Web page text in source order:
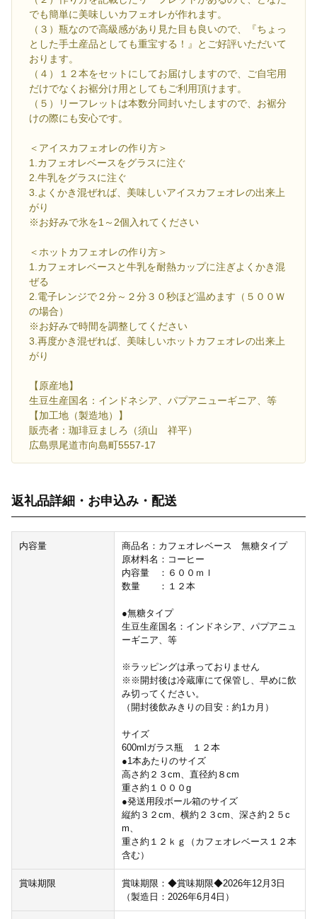
でも簡単に美味しいカフェオレが作れます。
（３）瓶なので高級感があり見た目も良いので、『ちょっ
とした手土産品としても重宝する！』とご好評いただいて
おります。
（４）１２本をセットにしてお届けしますので、ご自宅用
だけでなくお裾分け用としてもご利用頂けます。
（５）リーフレットは本数分同封いたしますので、お裾分
けの際にも安心です。
＜アイスカフェオレの作り方＞
1.カフェオレベースをグラスに注ぐ
2.牛乳をグラスに注ぐ
3.よくかき混ぜれば、美味しいアイスカフェオレの出来上
がり
※お好みで氷を1～2個入れてください
＜ホットカフェオレの作り方＞
1.カフェオレベースと牛乳を耐熱カップに注ぎよくかき混
ぜる
2.電子レンジで２分～２分３０秒ほど温めます（５００Ｗ
の場合）
※お好みで時間を調整してください
3.再度かき混ぜれば、美味しいホットカフェオレの出来上
がり
【原産地】
生豆生産国名：インドネシア、パプアニューギニア、等
【加工地（製造地）】
販売者：珈琲豆ましろ（須山 祥平）
広島県尾道市向島町5557-17
返礼品詳細・お申込み・配送
内容量
商品名：カフェオレベース 無糖タイプ
原材料名：コーヒー
内容量 ：６００ｍｌ
数量 ：１２本
●無糖タイプ
生豆生産国名：インドネシア、パプアニュ
ーギニア、等
※ラッピングは承っておりません
※※開封後は冷蔵庫にて保管し、早めに飲
み切ってください。
（開封後飲みきりの目安：約1カ月）
サイズ
600mlガラス瓶 １２本
●1本あたりのサイズ
高さ約２３cm、直径約８cm
重さ約１０００g
●発送用段ボール箱のサイズ
縦約３２cm、横約２３cm、深さ約２５c
m、
重さ約１２ｋｇ（カフェオレベース１２本
含む）
賞味期限
賞味期限：◆賞味期限◆2026年12月3日
（製造日：2026年6月4日）